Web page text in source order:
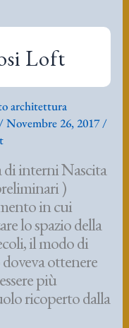
Loft
architettura
Novembre 26, 2017/
interni Nascita
)
in cui
lo spazio della
il modo di
ottenere
più
ricoperto dalla